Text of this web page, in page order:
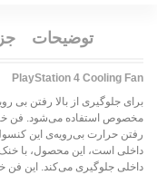
توضیحات
PlayStation 4 Cooling Fan
برای جلوگیری از بالا رفتن بی
رفتن حرارت بی‌رویه‌ی این
داخلی است، این محصول، با
داخلی جلوگیری می‌کند. این فن